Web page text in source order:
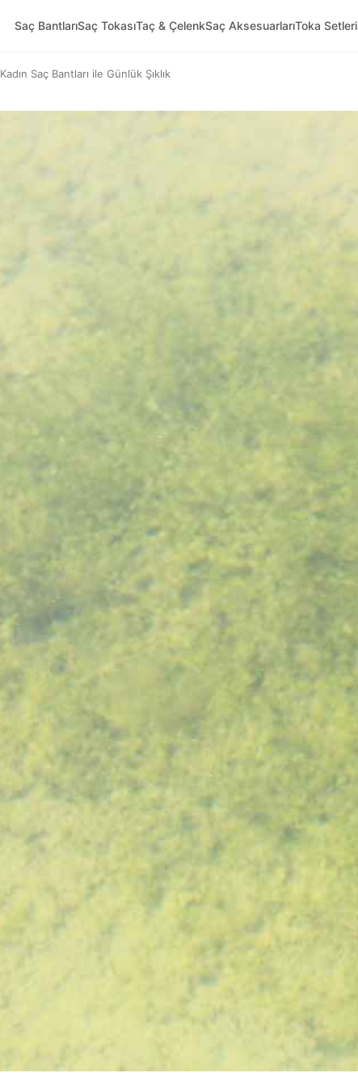
Saç BantlarıSaç TokasıTaç & ÇelenkSaç AksesuarlarıToka Setleri
Kadın Saç Bantları ile Günlük Şıklık